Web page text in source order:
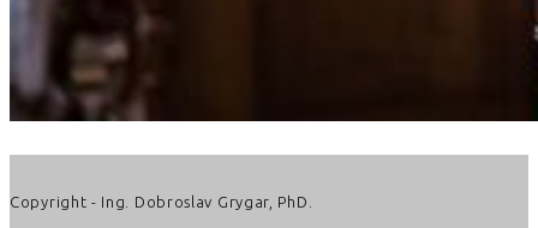
Copyright - Ing. Dobroslav Grygar, PhD.